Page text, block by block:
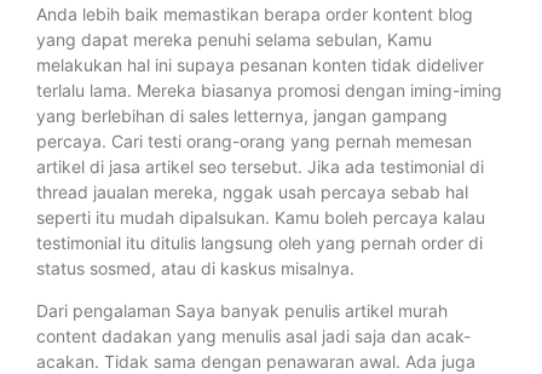
Anda lebih baik memastikan berapa order kontent blog
yang dapat mereka penuhi selama sebulan, Kamu
melakukan hal ini supaya pesanan konten tidak dideliver
terlalu lama. Mereka biasanya promosi dengan iming-iming
yang berlebihan di sales letternya, jangan gampang
percaya. Cari testi orang-orang yang pernah memesan
artikel di jasa artikel seo tersebut. Jika ada testimonial di
thread jaualan mereka, nggak usah percaya sebab hal
seperti itu mudah dipalsukan. Kamu boleh percaya kalau
testimonial itu ditulis langsung oleh yang pernah order di
status sosmed, atau di kaskus misalnya.
Dari pengalaman Saya banyak penulis artikel murah
content dadakan yang menulis asal jadi saja dan acak-
acakan. Tidak sama dengan penawaran awal. Ada juga